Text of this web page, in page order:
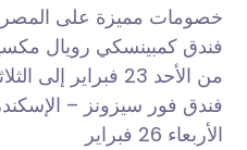
خصومات مميزة على
فندق كمبينسكي رويال
من الأحد 23 فبراير إلى الثلاثاء 25 فراير
فندق فور سيزونز –
الأربعاء 26 فبراير